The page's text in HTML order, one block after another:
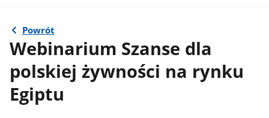
Powrót
Webinarium Szanse dla
polskiej żywności na rynku
Egiptu